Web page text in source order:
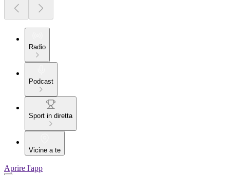
Radio
Podcast
Sport in diretta
Vicine a te
Aprire l'app